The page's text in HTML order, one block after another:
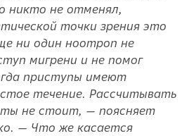
никто не отменял,
точки зрения это
ни один ноотроп не
мигрени и не помог
приступы имеют
течение. Рассчитывать
не стоит, — поясняет
— Что же касается